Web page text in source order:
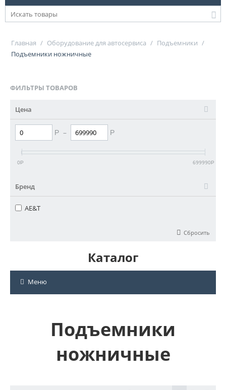
Главная / Оборудование для автосервиса / Подъемники /
Подъемники ножничные
ФИЛЬТРЫ ТОВАРОВ
Цена
Р – Р
0Р 699990Р
Бренд
AE&T
Сбросить
Каталог
Меню
Подъемники
ножничные